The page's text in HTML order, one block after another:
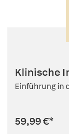
Klinische
Einführung in
59,99 €*